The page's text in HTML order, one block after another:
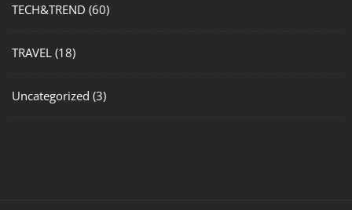
TECH&TREND (60)
TRAVEL (18)
Uncategorized (3)